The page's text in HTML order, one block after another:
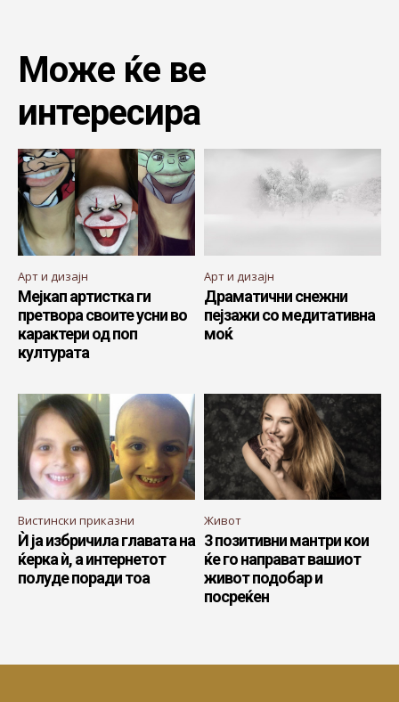
Може ќе ве
интересира
Арт и дизајн
Мејкап артистка ги
претвора своите усни во
карактери од поп
културата
Арт и дизајн
Драматични снежни
пејзажи со медитативна
моќ
Вистински приказни
Ѝ ја избричила главата на
ќерка ѝ, а интернетот
полуде поради тоа
Живот
3 позитивни мантри кои
ќе го направат вашиот
живот подобар и
посреќен